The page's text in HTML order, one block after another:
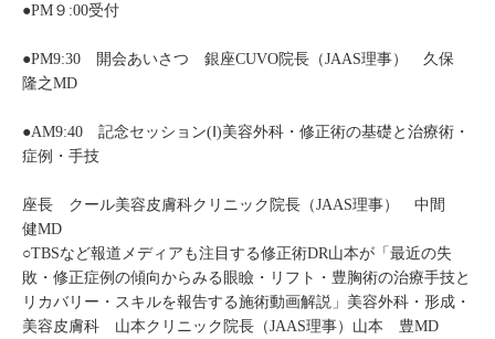
●PM９:00受付
●PM9:30 開会あいさつ 銀座CUVO院長（JAAS理事） 久保
隆之MD
●AM9:40 記念セッション(Ⅰ)美容外科・修正術の基礎と治療術・
症例・手技
座長 クール美容皮膚科クリニック院長（JAAS理事） 中間
健MD
○TBSなど報道メディアも注目する修正術DR山本が「最近の失
敗・修正症例の傾向からみる眼瞼・リフト・豊胸術の治療手技と
リカバリー・スキルを報告する施術動画解説」美容外科・形成・
美容皮膚科 山本クリニック院長（JAAS理事）山本 豊MD